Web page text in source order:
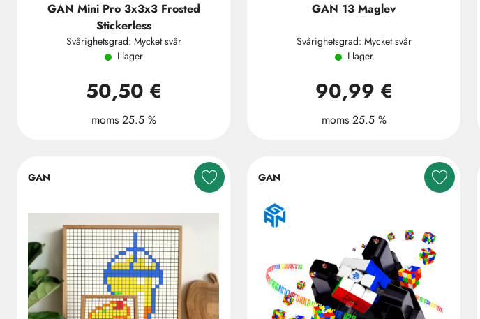
GAN Mini Pro 3x3x3 Frosted
Stickerless
Svårighetsgrad: Mycket svår
I lager
50,50 €
moms 25.5 %
GAN 13 Maglev
Svårighetsgrad: Mycket svår
I lager
90,99 €
moms 25.5 %
GAN GAN